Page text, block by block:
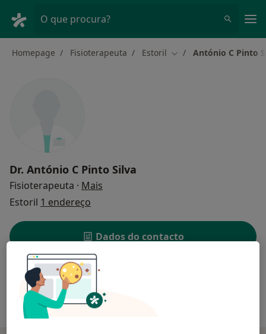
O que procura?
Homepage Fisioterapeuta Estoril Mudar de cidade
António C Pinto
Dr. António C Pinto Silva
Fisioterapeuta · Mais
Estoril 1 endereço
Dados do contacto
Solicite um atendimento
Experiência Preços